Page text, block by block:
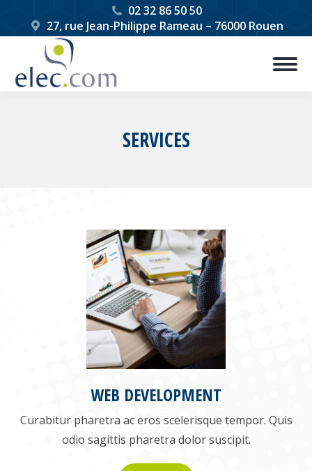
02 32 86 50 50
27, rue Jean-Philippe Rameau – 76000 Rouen
SERVICES
WEB DEVELOPMENT
Curabitur pharetra ac eros scelerisque tempor. Quis
odio sagittis pharetra dolor suscipit.